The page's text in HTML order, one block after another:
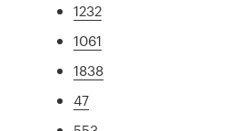
1232
1061
1838
47